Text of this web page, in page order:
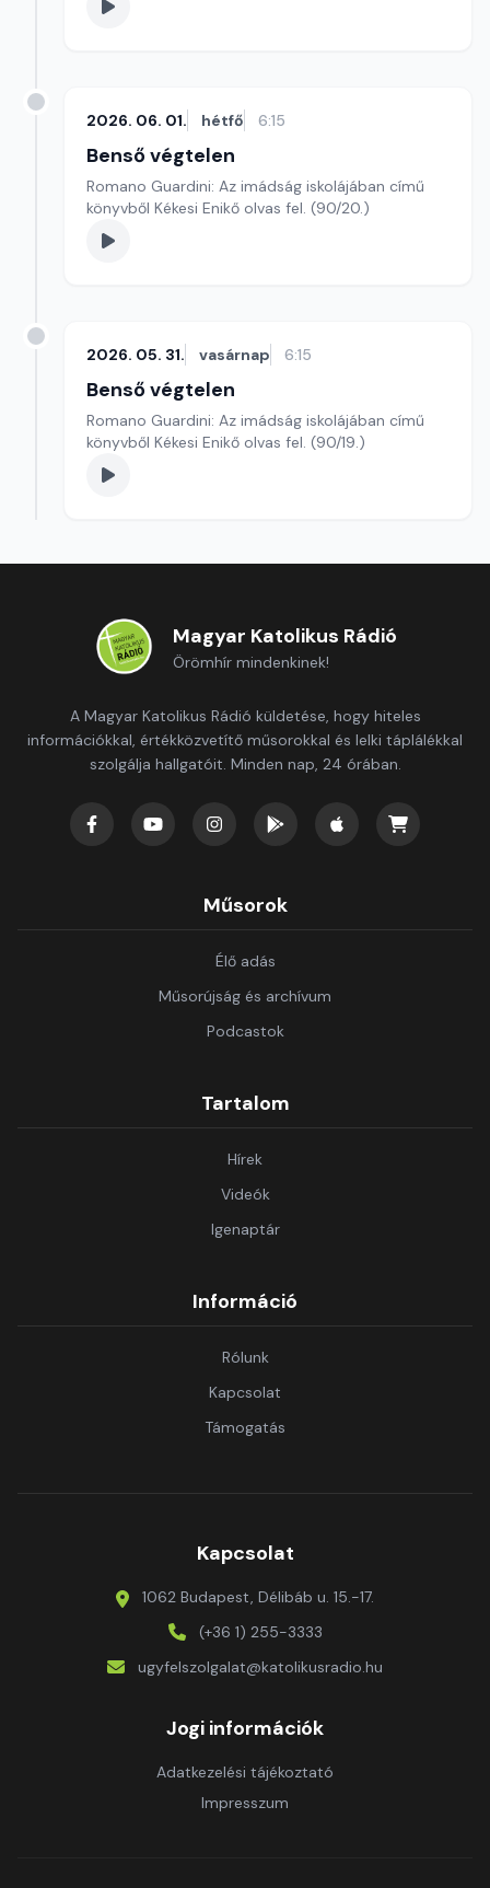
2026. 06. 01. hétfő 6:15
Benső végtelen
Romano Guardini: Az imádság iskolájában című
könyvből Kékesi Enikő olvas fel. (90/20.)
2026. 05. 31. vasárnap 6:15
Benső végtelen
Romano Guardini: Az imádság iskolájában című
könyvből Kékesi Enikő olvas fel. (90/19.)
Magyar Katolikus Rádió
Örömhír mindenkinek!
A Magyar Katolikus Rádió küldetése, hogy hiteles
információkkal, értékközvetítő műsorokkal és lelki táplálékkal
szolgálja hallgatóit. Minden nap, 24 órában.
Műsorok
Élő adás
Műsorújság és archívum
Podcastok
Tartalom
Hírek
Videók
Igenaptár
Információ
Rólunk
Kapcsolat
Támogatás
Kapcsolat
1062 Budapest, Délibáb u. 15.-17.
(+36 1) 255-3333
ugyfelszolgalat@katolikusradio.hu
Jogi információk
Adatkezelési tájékoztató
Impresszum